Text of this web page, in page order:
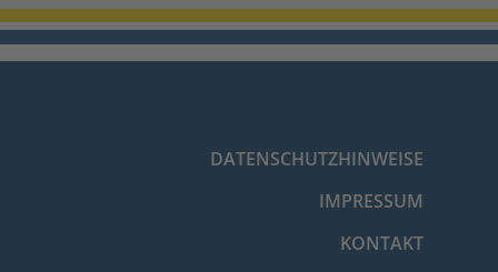
DATENSCHUTZHINWEISE
IMPRESSUM
KONTAKT